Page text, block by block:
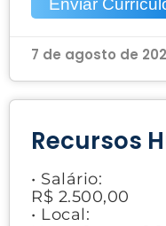
Enviar
7 de agosto de
Recursos
• Salário:
R$ 2.500,00
• Local: